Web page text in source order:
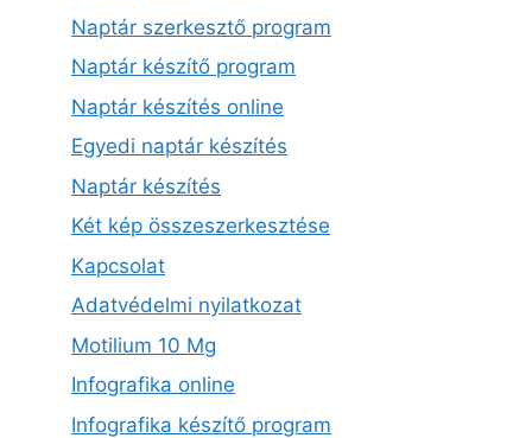
Naptár szerkesztő program
Naptár készítő program
Naptár készítés online
Egyedi naptár készítés
Naptár készítés
Két kép összeszerkesztése
Kapcsolat
Adatvédelmi nyilatkozat
Motilium 10 Mg
Infografika online
Infografika készítő program